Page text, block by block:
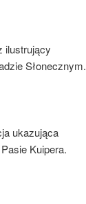
ilustrujący
Słonecznym.
ukazująca
Kuipera.